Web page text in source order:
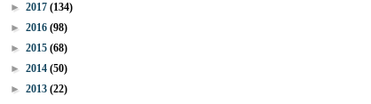
► 2017 (134)
► 2016 (98)
► 2015 (68)
► 2014 (50)
► 2013 (22)